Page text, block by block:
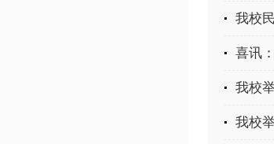
我校
喜讯
我校
我校